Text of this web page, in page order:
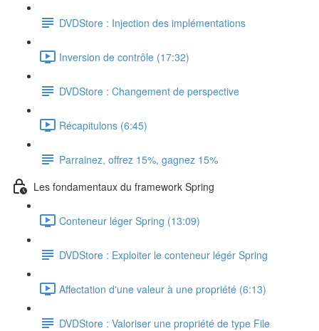
DVDStore : Injection des implémentations
Inversion de contrôle (17:32)
DVDStore : Changement de perspective
Récapitulons (6:45)
Parrainez, offrez 15%, gagnez 15%
Les fondamentaux du framework Spring
Conteneur léger Spring (13:09)
DVDStore : Exploiter le conteneur légér Spring
Affectation d'une valeur à une propriété (6:13)
DVDStore : Valoriser une propriété de type File